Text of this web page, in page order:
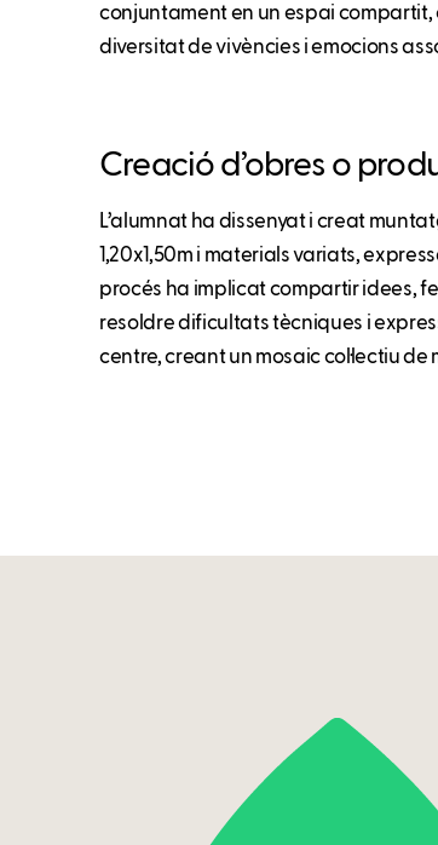
conjuntament en un espai
diversitat de vivències i emocions
Creació d’obres o
L’alumnat ha dissenyat i creat
1,20x1,50m i materials variats,
procés ha implicat compartir idees,
resoldre dificultats tècniques i
centre, creant un mosaic col·lectiu de